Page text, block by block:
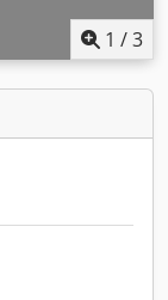
1 /3